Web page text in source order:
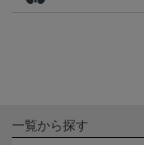
一覧から探す